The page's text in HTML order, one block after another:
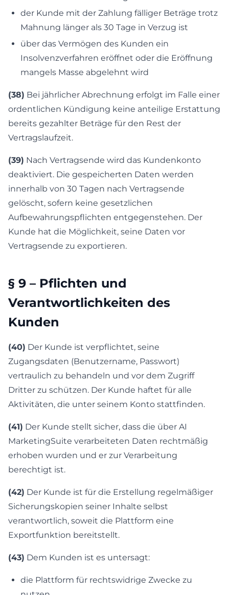
der Kunde mit der Zahlung fälliger Beträge trotz
Mahnung länger als 30 Tage in Verzug ist
über das Vermögen des Kunden ein
Insolvenzverfahren eröffnet oder die Eröffnung
mangels Masse abgelehnt wird
(38) Bei jährlicher Abrechnung erfolgt im Falle einer
ordentlichen Kündigung keine anteilige Erstattung
bereits gezahlter Beträge für den Rest der
Vertragslaufzeit.
(39) Nach Vertragsende wird das Kundenkonto
deaktiviert. Die gespeicherten Daten werden
innerhalb von 30 Tagen nach Vertragsende
gelöscht, sofern keine gesetzlichen
Aufbewahrungspflichten entgegenstehen. Der
Kunde hat die Möglichkeit, seine Daten vor
Vertragsende zu exportieren.
§ 9 – Pflichten und
Verantwortlichkeiten des
Kunden
(40) Der Kunde ist verpflichtet, seine
Zugangsdaten (Benutzername, Passwort)
vertraulich zu behandeln und vor dem Zugriff
Dritter zu schützen. Der Kunde haftet für alle
Aktivitäten, die unter seinem Konto stattfinden.
(41) Der Kunde stellt sicher, dass die über AI
MarketingSuite verarbeiteten Daten rechtmäßig
erhoben wurden und er zur Verarbeitung
berechtigt ist.
(42) Der Kunde ist für die Erstellung regelmäßiger
Sicherungskopien seiner Inhalte selbst
verantwortlich, soweit die Plattform eine
Exportfunktion bereitstellt.
(43) Dem Kunden ist es untersagt:
die Plattform für rechtswidrige Zwecke zu